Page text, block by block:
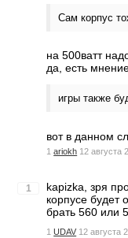
Сам корпус
на 500ватт
да, есть
игры также
вот в данном
1 ariokh 12 августа
1
kapizka, зря
корпусе
брать 560 или
1 UDAV 12 августа